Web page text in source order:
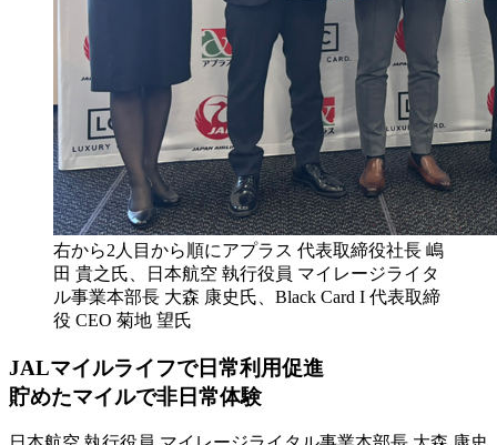
右から2人目から順にアプラス 代表取締役社長 嶋
田 貴之氏、日本航空 執行役員 マイレージライタ
ル事業本部長 大森 康史氏、Black Card I 代表取締
役 CEO 菊地 望氏
JALマイルライフで日常利用促進
貯めたマイルで非日常体験